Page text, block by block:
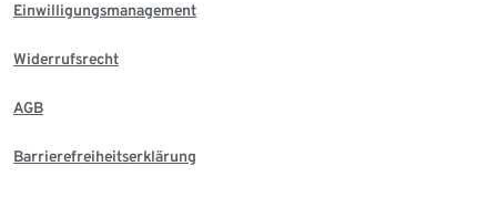
Einwilligungsmanagement
Widerrufsrecht
AGB
Barrierefreiheitserklärung